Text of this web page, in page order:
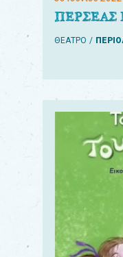
ΠΕΡΣΕΑΣ
ΘΕΑΤΡΟ